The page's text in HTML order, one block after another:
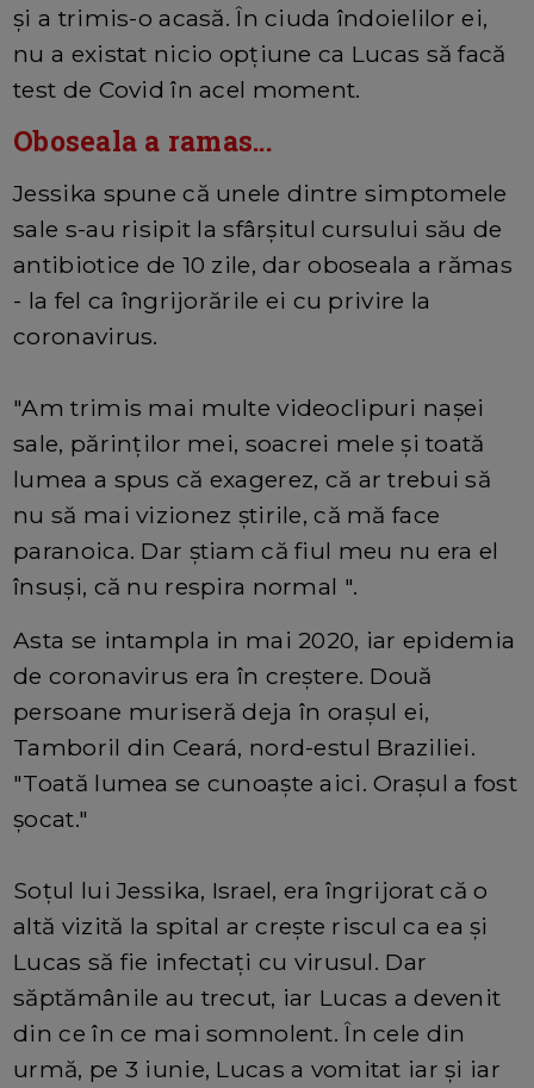
și a trimis-o acasă. În ciuda îndoielilor ei,
nu a existat nicio opțiune ca Lucas să facă
test de Covid în acel moment.
Oboseala a ramas...
Jessika spune că unele dintre simptomele
sale s-au risipit la sfârșitul cursului său de
antibiotice de 10 zile, dar oboseala a rămas
- la fel ca îngrijorările ei cu privire la
coronavirus.
"Am trimis mai multe videoclipuri nașei
sale, părinților mei, soacrei mele și toată
lumea a spus că exagerez, că ar trebui să
nu să mai vizionez știrile, că mă face
paranoica. Dar știam că fiul meu nu era el
însuși, că nu respira normal ".
Asta se intampla in mai 2020, iar epidemia
de coronavirus era în creștere. Două
persoane muriseră deja în orașul ei,
Tamboril din Ceará, nord-estul Braziliei.
"Toată lumea se cunoaște aici. Orașul a fost
șocat."
Soțul lui Jessika, Israel, era îngrijorat că o
altă vizită la spital ar crește riscul ca ea și
Lucas să fie infectați cu virusul. Dar
săptămânile au trecut, iar Lucas a devenit
din ce în ce mai somnolent. În cele din
urmă, pe 3 iunie, Lucas a vomitat iar și iar